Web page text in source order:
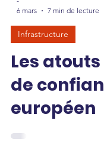
6 mars
7 min de lecture
Infrastructure
Les atouts
de
européen